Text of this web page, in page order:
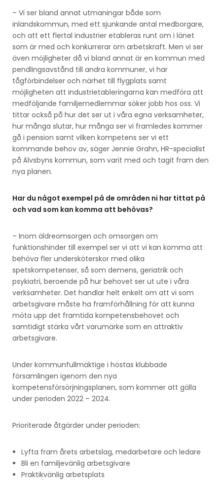
– Vi ser bland annat utmaningar både som
inlandskommun, med ett sjunkande antal medborgare,
och att ett flertal industrier etableras runt om i länet
som är med och konkurrerar om arbetskraft. Men vi ser
även möjligheter då vi bland annat är en kommun med
pendlingsavstånd till andra kommuner, vi har
tågförbindelser och närhet till flygplats samt
möjligheten att industrietableringarna kan medföra att
medföljande familjemedlemmar söker jobb hos oss. Vi
tittar också på hur det ser ut i våra egna verksamheter,
hur många slutar, hur många ser vi framledes kommer
gå i pension samt vilken kompetens ser vi ett
kommande behov av, säger Jennie Grahn, HR-specialist
på Älvsbyns kommun, som varit med och tagit fram den
nya planen.
Har du något exempel på de områden ni har tittat på
och vad som kan komma att behövas?
– Inom äldreomsorgen och omsorgen om
funktionshinder till exempel ser vi att vi kan komma att
behöva fler undersköterskor med olika
spetskompetenser, så som demens, geriatrik och
psykiatri, beroende på hur behovet ser ut ute i våra
verksamheter. Det handlar helt enkelt om att vi som
arbetsgivare måste ha framförhållning för att kunna
möta upp det framtida kompetensbehovet och
samtidigt stärka vårt varumärke som en attraktiv
arbetsgivare.
Under kommunfullmäktige i höstas klubbade
församlingen igenom den nya
kompetensförsörjningsplanen, som kommer att gälla
under perioden 2022 – 2024.
Prioriterade åtgärder under perioden:
Lyfta fram årets arbetslag, medarbetare och ledare
Bli en familjevänlig arbetsgivare
Praktikvänlig arbetsplats